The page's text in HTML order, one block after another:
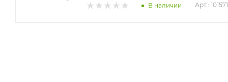
В наличии Арт.: